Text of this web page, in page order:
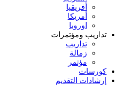
أفريقيا
أمريكا
اوروبا
تداريب ومؤتمرات
تداريب
زمالة
مؤتمر
كورسات
إرشادات التقديم